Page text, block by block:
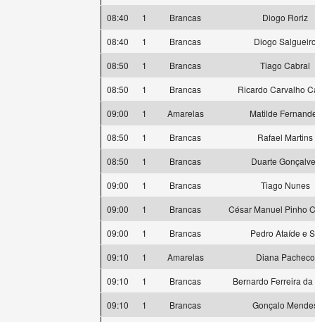
08:40
1 Brancas
Diogo Roriz
08:40
1 Brancas
Diogo
08:50
1 Brancas
Tiago Cabral
08:50
1 Brancas
Ricardo Carvalho
09:00
1 Amarelas
Matilde
08:50
1 Brancas
Rafael Martins
08:50
1 Brancas
Duarte
09:00
1 Brancas
Tiago Nunes
09:00
1 Brancas
César Manuel Pinho
09:00
1 Brancas
Pedro Ataíde e
09:10
1 Amarelas
Diana Pacheco
09:10
1 Brancas
Bernardo Ferreira
09:10
1 Brancas
Gonçalo